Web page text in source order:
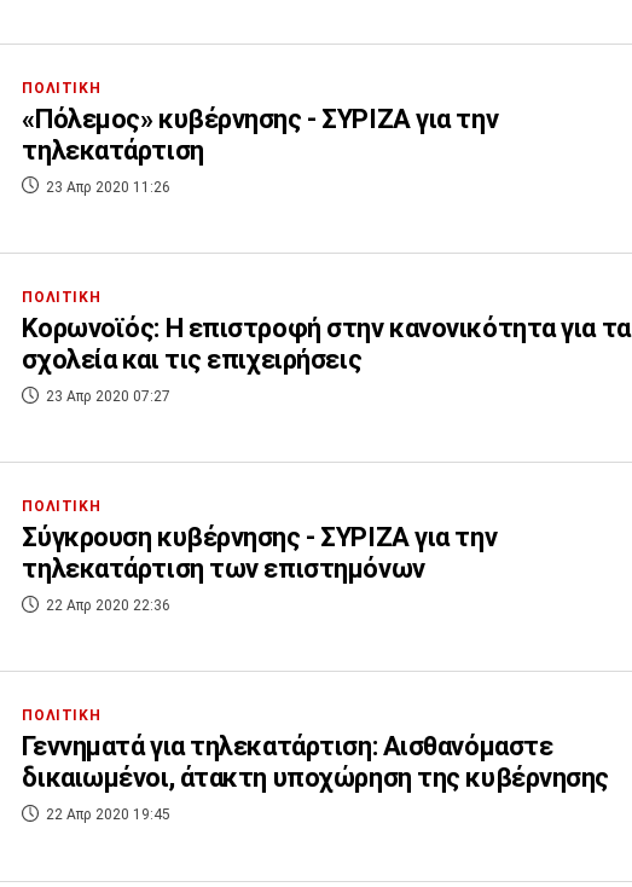
ΠΟΛΙΤΙΚΗ
«Πόλεμος» κυβέρνησης - ΣΥΡΙΖΑ για την
τηλεκατάρτιση
23 Απρ 2020 11:26
ΠΟΛΙΤΙΚΗ
Κορωνοϊός: Η επιστροφή στην κανονικότητα για τα
σχολεία και τις επιχειρήσεις
23 Απρ 2020 07:27
ΠΟΛΙΤΙΚΗ
Σύγκρουση κυβέρνησης - ΣΥΡΙΖΑ για την
τηλεκατάρτιση των επιστημόνων
22 Απρ 2020 22:36
ΠΟΛΙΤΙΚΗ
Γεννηματά για τηλεκατάρτιση: Αισθανόμαστε
δικαιωμένοι, άτακτη υποχώρηση της κυβέρνησης
22 Απρ 2020 19:45